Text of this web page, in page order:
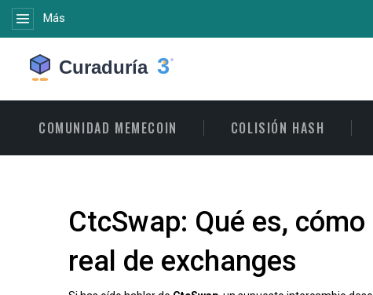
Más
COMUNIDAD MEMECOIN COLISIÓN HASH
CtcSwap: Qué es,
real de exchanges